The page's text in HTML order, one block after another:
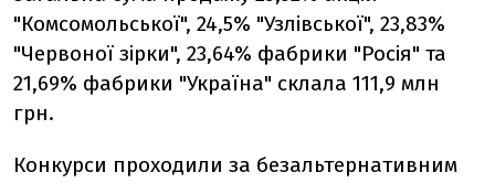
"Комсомольської", 24,5% "Узлівської", 23,83%
"Червоної зірки", 23,64% фабрики "Росія" та
21,69% фабрики "Україна" склала 111,9 млн
грн.
Конкурси проходили за безальтернативним